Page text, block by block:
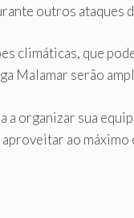
outros ataques
climáticas, que
Malamar serão
organizar sua
ao